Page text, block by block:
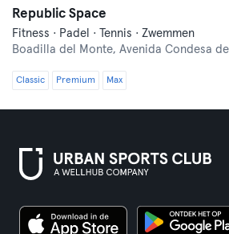
Republic Space
Fitness · Padel · Tennis · Zwemmen
Boadilla del Monte, Avenida Condesa
Classic Premium Max